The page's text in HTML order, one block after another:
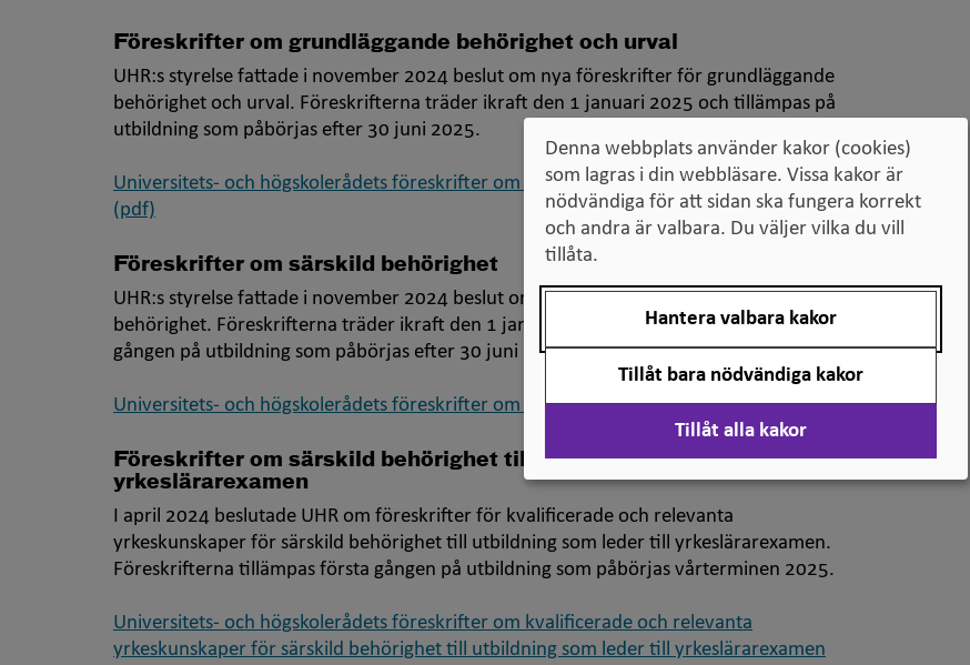
Föreskrifter om grundläggande behörighet och urval
UHR:s styrelse fattade i november 2024 beslut om nya föreskrifter för grundläggande
behörighet och urval. Föreskrifterna träder ikraft den 1 januari 2025 och tillämpas på
utbildning som påbörjas efter 30 juni 2025.
Universitets- och högskolerådets föreskrifter om grundläggande behörighet och urval
(pdf)
Föreskrifter om särskild behörighet
UHR:s styrelse fattade i november 2024 beslut om nya föreskrifter om särskild
behörighet. Föreskrifterna träder ikraft den 1 januari 2025 och ska tillämpas första
gången på utbildning som påbörjas efter 30 juni 2025.
Universitets- och högskolerådets föreskrifter om särskild behörighet (pdf)
Föreskrifter om särskild behörighet till utbildning som leder till
yrkeslärarexamen
I april 2024 beslutade UHR om föreskrifter för kvalificerade och relevanta
yrkeskunskaper för särskild behörighet till utbildning som leder till yrkeslärarexamen.
Föreskrifterna tillämpas första gången på utbildning som påbörjas vårterminen 2025.
Universitets- och högskolerådets föreskrifter om kvalificerade och relevanta
yrkeskunskaper för särskild behörighet till utbildning som leder till yrkeslärarexamen
Denna webbplats använder kakor (cookies)
som lagras i din webbläsare. Vissa kakor är
nödvändiga för att sidan ska fungera korrekt
och andra är valbara. Du väljer vilka du vill
tillåta.
Hantera valbara kakor
Tillåt bara nödvändiga kakor
Tillåt alla kakor